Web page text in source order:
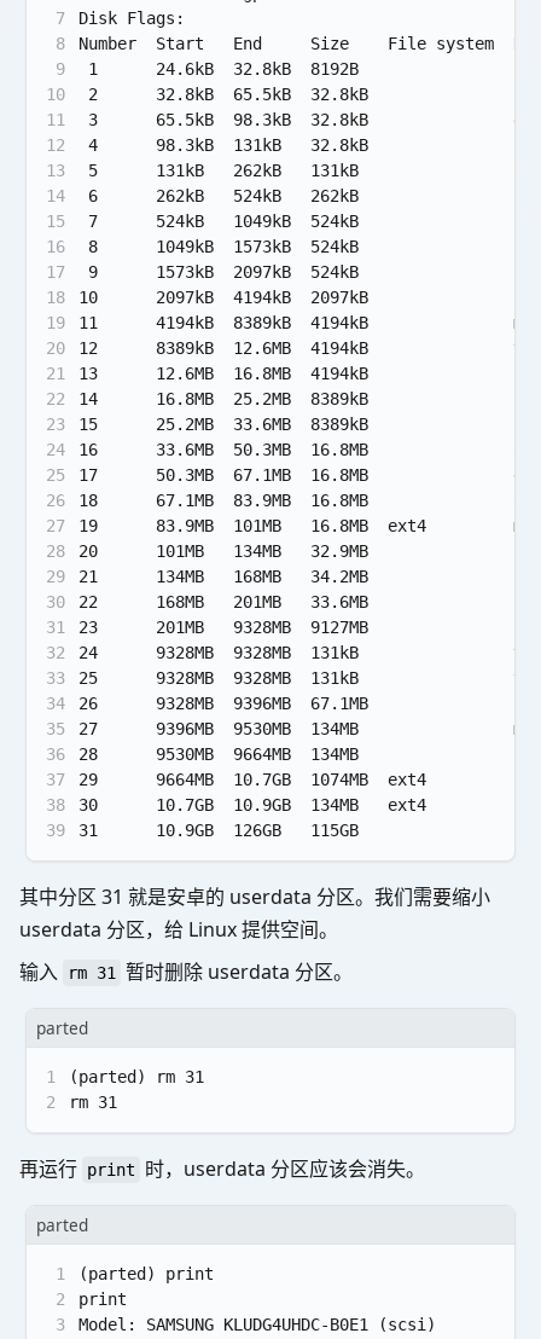
7
8
9
10
11
12
13
14
15
16
17
18
19
20
21
22
23
24
25
26
27
28
29
30
31
32
33
34
35
36
37
38
39
Disk Flags:
Number  Start   End     Size    File system
1      24.6kB  32.8kB  8192B
2      32.8kB  65.5kB  32.8kB
3      65.5kB  98.3kB  32.8kB
4      98.3kB  131kB   32.8kB
5      131kB   262kB   131kB
6      262kB   524kB   262kB
7      524kB   1049kB  524kB
8      1049kB  1573kB  524kB
9      1573kB  2097kB  524kB
10      2097kB  4194kB  2097kB
11      4194kB  8389kB  4194kB
12      8389kB  12.6MB  4194kB               vm-
13      12.6MB  16.8MB  4194kB
14      16.8MB  25.2MB  8389kB
15      25.2MB  33.6MB  8389kB
16      33.6MB  50.3MB  16.8MB
17      50.3MB  67.1MB  16.8MB
18      67.1MB  83.9MB  16.8MB
19      83.9MB  101MB   16.8MB  ext4
20      101MB   134MB   32.9MB
21      134MB   168MB   34.2MB
22      168MB   201MB   33.6MB
23      201MB   9328MB  9127MB
24      9328MB  9328MB  131kB
25      9328MB  9328MB  131kB
26      9328MB  9396MB  67.1MB
27      9396MB  9530MB  134MB
28      9530MB  9664MB  134MB
29      9664MB  10.7GB  1074MB  ext4
30      10.7GB  10.9GB  134MB   ext4
31      10.9GB  126GB   115GB
其中分区 31 就是安卓的 userdata 分区。我们需要缩小
userdata 分区，给 Linux 提供空间。
输入
rm 31 暂时删除 userdata 分区。
parted
1
2
(parted) rm 31
rm 31
再运行 print 时，userdata 分区应该会消失。
parted
1
2
3
(parted) print
print
Model: SAMSUNG KLUDG4UHDC-B0E1 (scsi)